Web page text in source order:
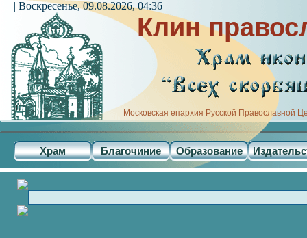
Клин
Московская епархия Русской Православной
Храм Благочиние Образование
| Воскресенье, 09.08.2026, 04:36